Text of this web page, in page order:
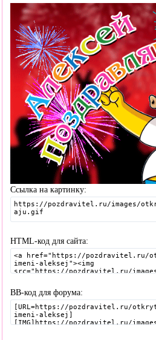
Ссылка на картинку:
HTML-код для сайта:
BB-код для форума: